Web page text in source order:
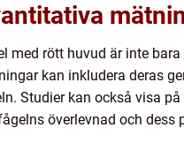
med rött huvud är inte
kan inkludera deras
Studier kan också visa
överlevnad och dess